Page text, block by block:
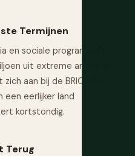
Termijnen
en sociale programma's
uit extreme armoede.
aan bij de BRICS. De
een eerlijker land
kortstondig.
Terug